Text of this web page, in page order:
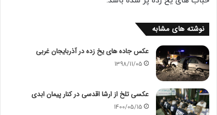
نوشته های مشابه
عکس جاده های یخ زده در آذربایجان غربی
1398/11/05
عکسی تلخ از ارشا اقدسی در کنار پیمان ابدی
1400/05/15